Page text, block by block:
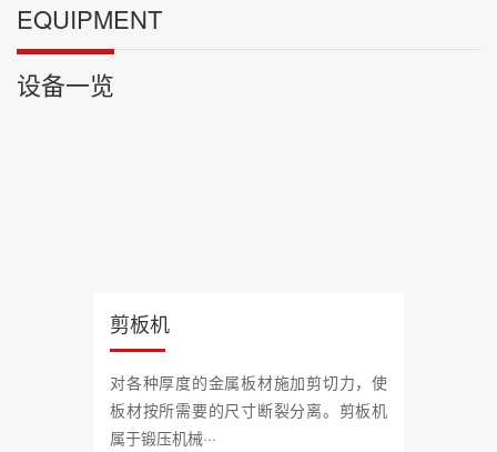
EQUIPMENT
设备一览
剪板机
对各种厚度的金属板材施加剪切力，使
板材按所需要的尺寸断裂分离。剪板机
属于锻压机械···